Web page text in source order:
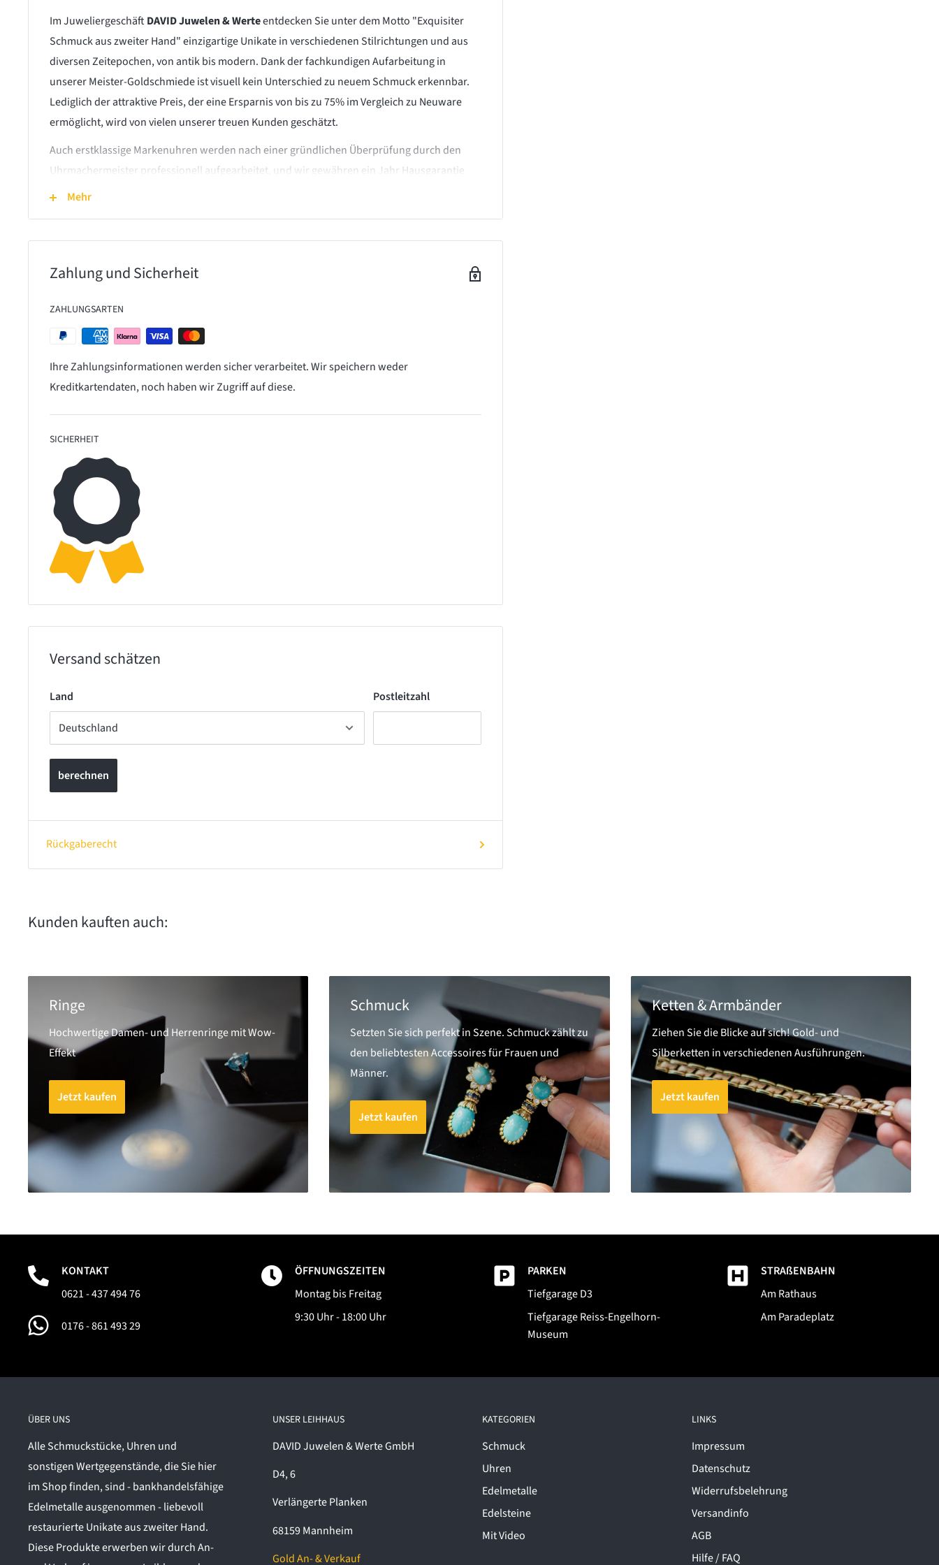
Im JuweliergeschäftDAVID Juwelen & Werteentdecken Sie unter dem Motto "Exquisiter
Schmuck aus zweiter Hand" einzigartige Unikate in verschiedenen Stilrichtungen und aus
diversen Zeitepochen, von antik bis modern. Dank der fachkundigen Aufarbeitung in
unserer Meister-Goldschmiede ist visuell kein Unterschied zu neuem Schmuck erkennbar.
Lediglich der attraktive Preis, der eine Ersparnis von bis zu 75% im Vergleich zu Neuware
ermöglicht, wird von vielen unserer treuen Kunden geschätzt.
Auch erstklassige Markenuhren werden nach einer gründlichen Überprüfung durch den
Uhrmachermeister professionell aufgearbeitet, und wir gewähren ein Jahr Hausgarantie
auf jede Uhr. Unser Name bürgt für Qualitätsstandards, Feingehalte, Edelsteingewichte und
erstklassige Ergebnisse zu erzielen.
Mehr
Zahlung und Sicherheit
ZAHLUNGSARTEN
Ihre Zahlungsinformationen werden sicher verarbeitet. Wir speichern weder
Kreditkartendaten, noch haben wir Zugriff auf diese.
SICHERHEIT
Versand schätzen
Land Postleitzahl
berechnen
Rückgaberecht
Kunden kauften auch:
Ringe
Hochwertige Damen- und Herrenringe mit Wow-
Effekt
Jetzt kaufen
Schmuck
Setzten Sie sich perfekt in Szene. Schmuck zählt zu
den beliebtesten Accessoires für Frauen und
Männer.
Jetzt kaufen
Ketten & Armbänder
Ziehen Sie die Blicke auf sich! Gold- und
Silberketten in verschiedenen Ausführungen.
Jetzt kaufen
KONTAKT
0621 - 437 494 76
0176 - 861 493 29
ÖFFNUNGSZEITEN
Montag bis Freitag
9:30 Uhr - 18:00 Uhr
PARKEN
Tiefgarage D3
Tiefgarage Reiss-Engelhorn-
Museum
STRAßENBAHN
Am Rathaus
Am Paradeplatz
ÜBER UNS
Alle Schmuckstücke, Uhren und
sonstigen Wertgegenstände, die Sie hier
im Shop finden, sind - bankhandelsfähige
Edelmetalle ausgenommen - liebevoll
restaurierte Unikate aus zweiter Hand.
Diese Produkte erwerben wir durch An-
UNSER LEIHHAUS
DAVID Juwelen & Werte GmbH
D4, 6
Verlängerte Planken
68159 Mannheim
Gold An- & Verkauf
KATEGORIEN
Schmuck
Uhren
Edelmetalle
Edelsteine
Mit Video
LINKS
Impressum
Datenschutz
Widerrufsbelehrung
Versandinfo
AGB
Hilfe / FAQ